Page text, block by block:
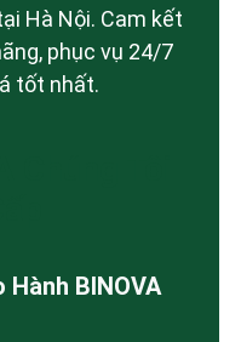
Hà Nội. Cam kết
phục vụ 24/7
tốt nhất.
Hành BINOVA